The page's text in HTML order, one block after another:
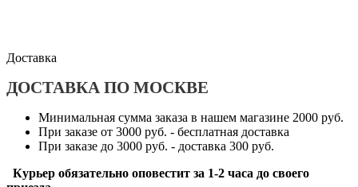
Доставка
ДОСТАВКА ПО МОСКВЕ
Минимальная сумма заказа в нашем магазине 2000 руб.
При заказе от 3000 руб. - бесплатная доставка
При заказе до 3000 руб. - доставка 300 руб.
Курьер обязательно оповестит за 1-2 часа до своего